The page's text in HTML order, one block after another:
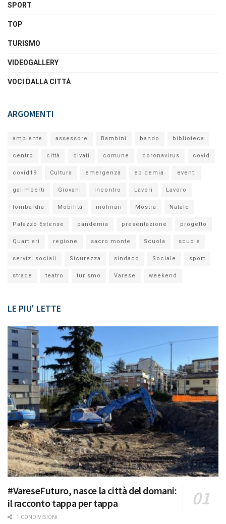
SPORT
TOP
TURISMO
VIDEOGALLERY
VOCI DALLA CITTÀ
ARGOMENTI
ambiente assessore Bambini bando biblioteca
centro città civati comune coronavirus covid
covid19 Cultura emergenza epidemia eventi
galimberti Giovani incontro Lavori Lavoro
lombardia Mobilità molinari Mostra Natale
Palazzo Estense pandemia presentazione progetto
Quartieri regione sacro monte Scuola scuole
servizi sociali Sicurezza sindaco Sociale sport
strade teatro turismo Varese weekend
LE PIU' LETTE
#VareseFuturo, nasce la città del domani:
il racconto tappa per tappa
1 CONDIVISIONI